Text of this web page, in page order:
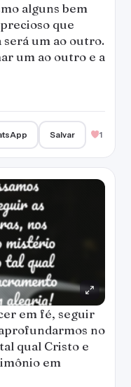
alguns bem
que
será um ao outro.
um ao outro e a
Salvar 1
em fé, seguir
no
qual Cristo e
em